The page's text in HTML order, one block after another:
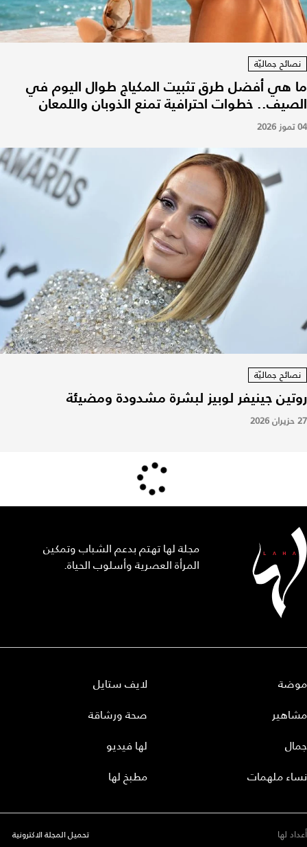
نصائح جماليّة
ما هي أفضل طرق تثبيت المكياج طوال اليوم في
الصيف.. خطوات احترافية تمنع الذوبان واللمعان
04 تموز 2026
نصائح جماليّة
روتين جينيفر لوبيز لبشرة مشدودة ومضيئة
27 حزيران 2026
مجلة لها تهتم بدعم الشباب وتمكين
المرأة العصرية وأسلوب الحياة.
موضة
مشاهير
جمال
نساء ملهمات
لايف ستايل
صحة ورشاقة
لها فيديو
مطبخ لها
أعداد لها تحميل المجلة الاكترونية